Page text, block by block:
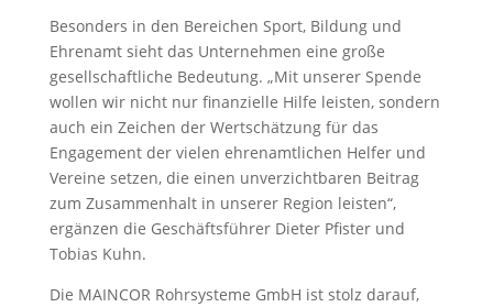
Besonders in den Bereichen Sport, Bildung und
Ehrenamt sieht das Unternehmen eine große
gesellschaftliche Bedeutung. „Mit unserer Spende
wollen wir nicht nur finanzielle Hilfe leisten, sondern
auch ein Zeichen der Wertschätzung für das
Engagement der vielen ehrenamtlichen Helfer und
Vereine setzen, die einen unverzichtbaren Beitrag
zum Zusammenhalt in unserer Region leisten“,
ergänzen die Geschäftsführer Dieter Pfister und
Tobias Kuhn.
Die MAINCOR Rohrsysteme GmbH ist stolz darauf,